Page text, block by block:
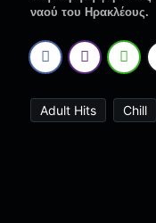
ναού του Ηρακλέους.
Adult Hits Chill